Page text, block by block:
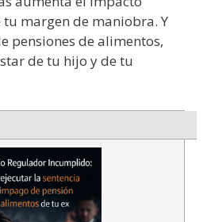
margen de maniobra. Y
pensiones de alimentos,
de tu hijo y de tu